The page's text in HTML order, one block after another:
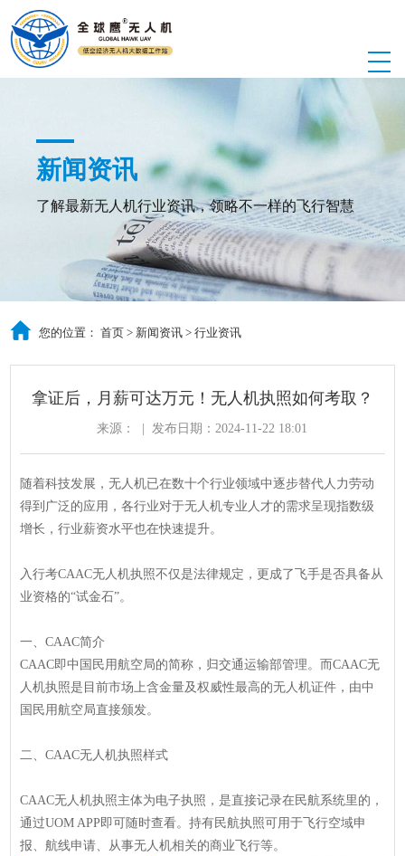
新闻资讯
了解最新无人机行业资讯，领略不一样的飞行智慧
您的位置：首页 > 新闻资讯 >行业资讯
拿证后，月薪可达万元！无人机执照如何考取？
来源： 发布日期：2024-11-22 18:01
随着科技发展，无人机已在数十个行业领域中逐步替代人力劳动
得到广泛的应用，各行业对于无人机专业人才的需求呈现指数级
增长，行业薪资水平也在快速提升。
入行考CAAC无人机执照不仅是法律规定，更成了飞手是否具备从
业资格的“试金石”。
一、CAAC简介
CAAC即中国民用航空局的简称，归交通运输部管理。而CAAC无
人机执照是目前市场上含金量及权威性最高的无人机证件，由中
国民用航空局直接颁发。
二、CAAC无人机执照样式
CAAC无人机执照主体为电子执照，是直接记录在民航系统里的，
通过UOM APP即可随时查看。持有民航执照可用于飞行空域申
报、航线申请、从事无人机相关的商业飞行等。